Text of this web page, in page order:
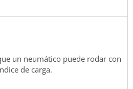
un neumático puede rodar con
de carga.